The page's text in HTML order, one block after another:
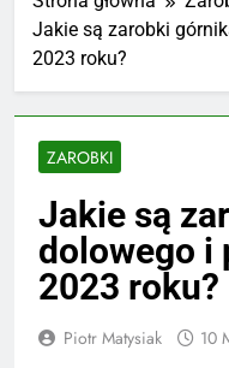
Jakie są zarobki
2023 roku?
ZAROBKI
Jakie są
dolowego i
2023 roku?
Piotr Matysiak 10